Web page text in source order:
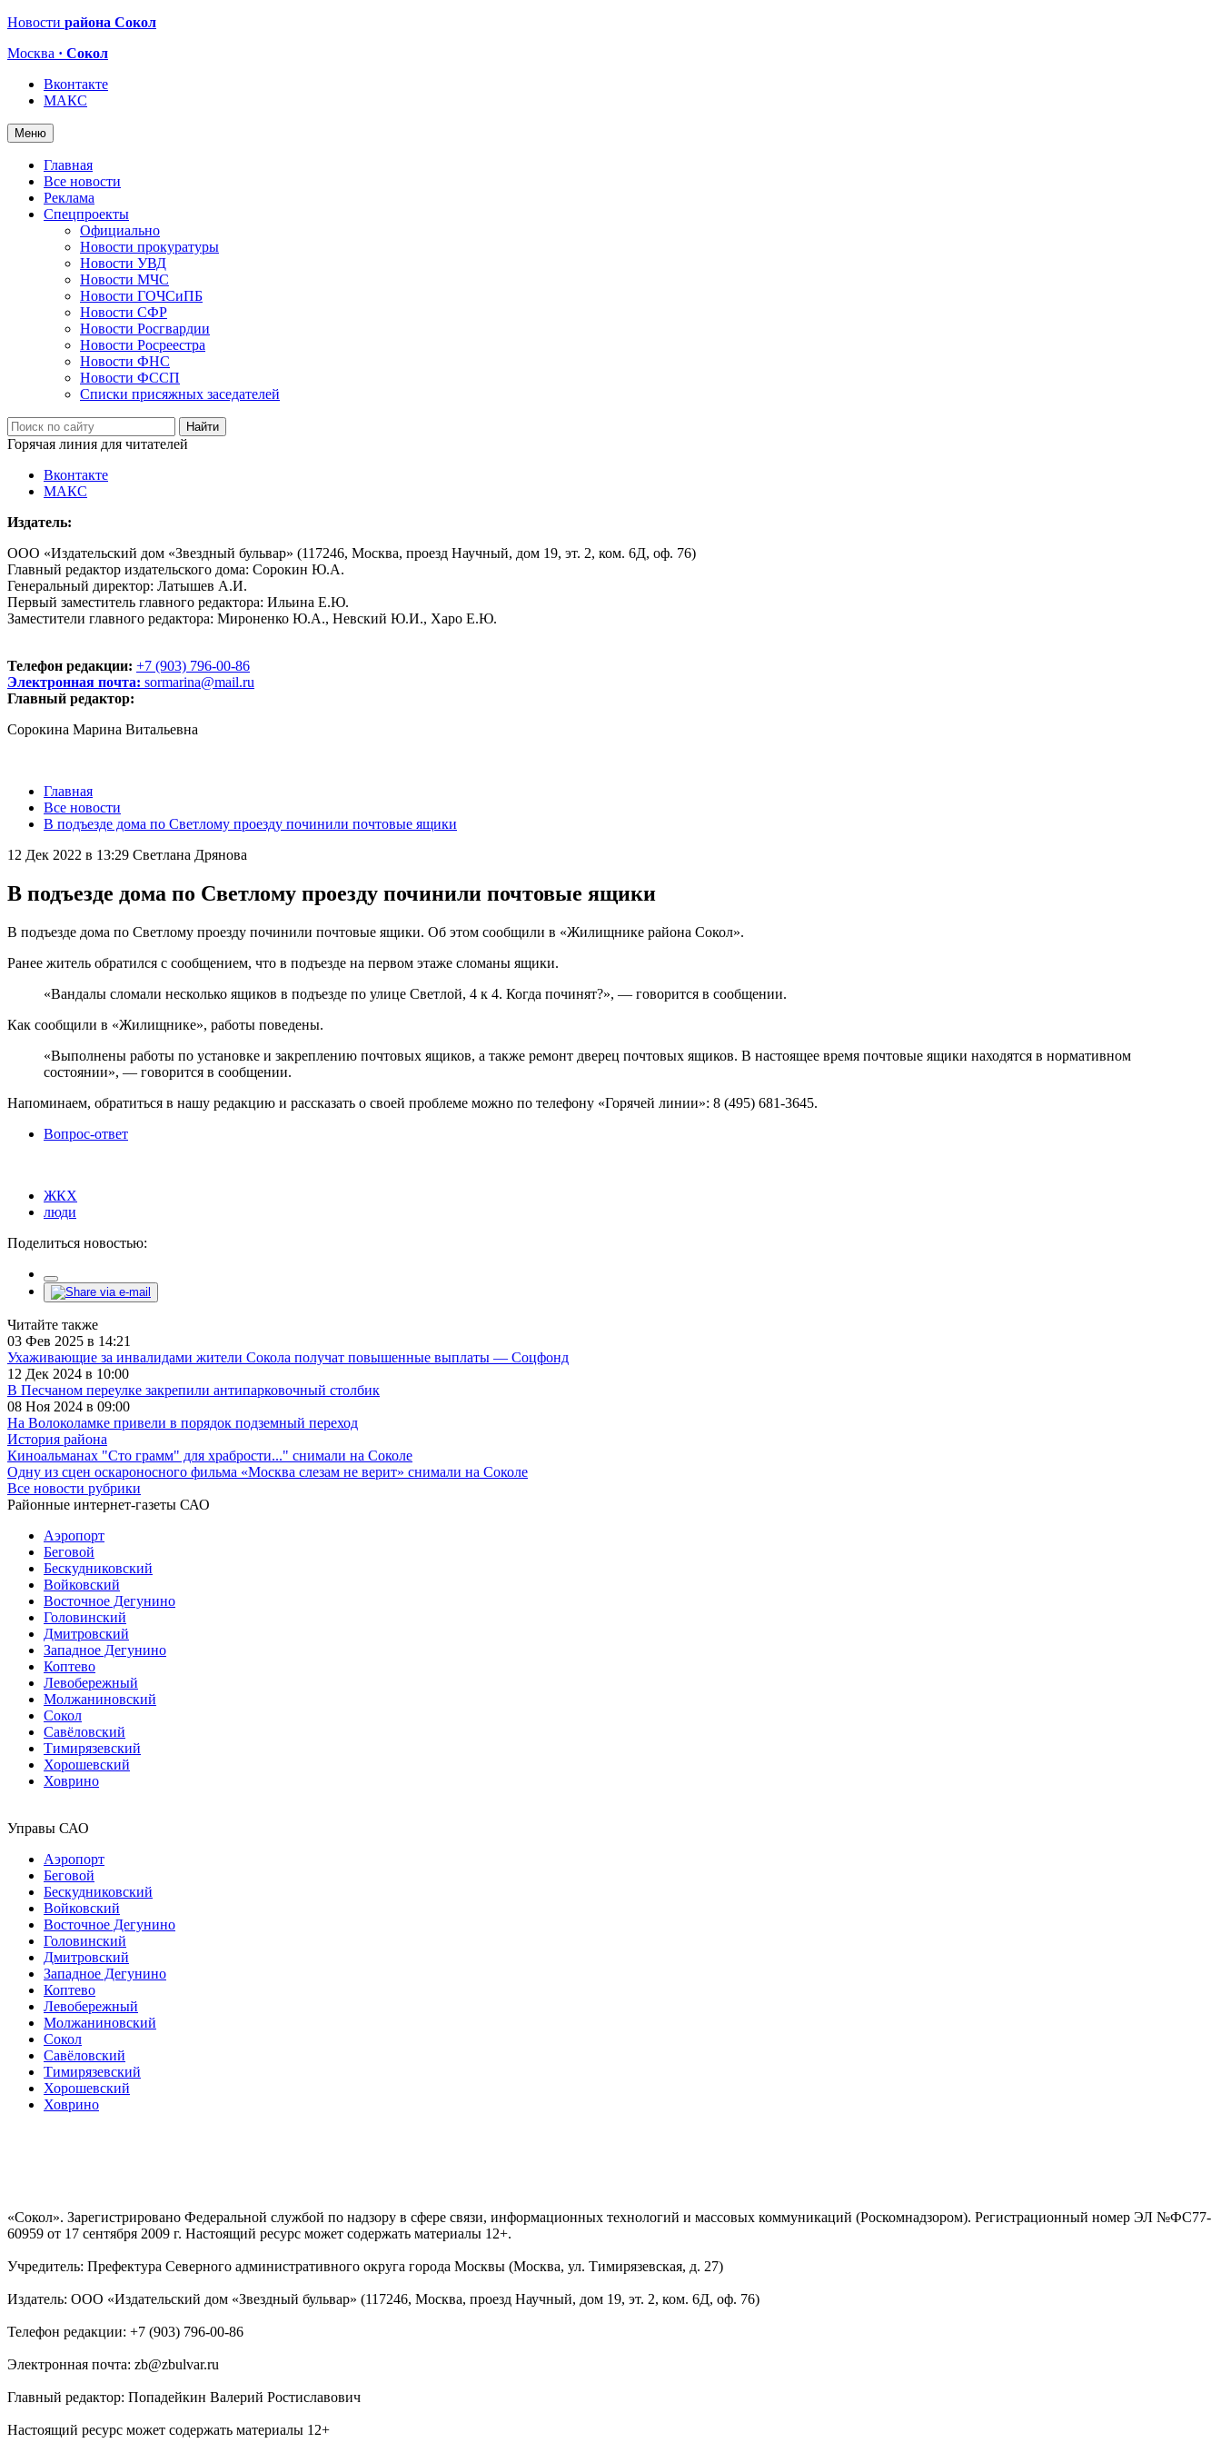
Новости района Сокол
Москва · Сокол
Вконтакте
МАКС
Меню
Главная
Все новости
Реклама
Спецпроекты
Официально
Новости прокуратуры
Новости УВД
Новости МЧС
Новости ГОЧСиПБ
Новости СФР
Новости Росгвардии
Новости Росреестра
Новости ФНС
Новости ФССП
Списки присяжных заседателей
Горячая линия для читателей
Вконтакте
МАКС
Издатель:
ООО «Издательский дом «Звездный бульвар» (117246, Москва, проезд Научный, дом 19, эт. 2, ком. 6Д, оф. 76)
Главный редактор издательского дома: Сорокин Ю.А.
Генеральный директор: Латышев А.И.
Первый заместитель главного редактора: Ильина Е.Ю.
Заместители главного редактора: Мироненко Ю.А., Невский Ю.И., Харо Е.Ю.
Телефон редакции: +7 (903) 796-00-86
Электронная почта: sormarina@mail.ru
Главный редактор:
Сорокина Марина Витальевна
Главная
Все новости
В подъезде дома по Светлому проезду починили почтовые ящики
12 Дек 2022 в 13:29 Светлана Дрянова
В подъезде дома по Светлому проезду починили почтовые ящики
В подъезде дома по Светлому проезду починили почтовые ящики. Об этом сообщили в «Жилищнике района Сокол».
Ранее житель обратился с сообщением, что в подъезде на первом этаже сломаны ящики.
«Вандалы сломали несколько ящиков в подъезде по улице Светлой, 4 к 4. Когда починят?», — говорится в сообщении.
Как сообщили в «Жилищнике», работы поведены.
«Выполнены работы по установке и закреплению почтовых ящиков, а также ремонт дверец почтовых ящиков. В настоящее время почтовые ящики находятся в нормативном
состоянии», — говорится в сообщении.
Напоминаем, обратиться в нашу редакцию и рассказать о своей проблеме можно по телефону «Горячей линии»: 8 (495) 681-3645.
Вопрос-ответ
ЖКХ
люди
Поделиться новостью:
Читайте также
03 Фев 2025 в 14:21
Ухаживающие за инвалидами жители Сокола получат повышенные выплаты — Соцфонд
12 Дек 2024 в 10:00
В Песчаном переулке закрепили антипарковочный столбик
08 Ноя 2024 в 09:00
На Волоколамке привели в порядок подземный переход
История района
Киноальманах "Сто грамм" для храбрости..." снимали на Соколе
Одну из сцен оскароносного фильма «Москва слезам не верит» снимали на Соколе
Все новости рубрики
Районные интернет-газеты САО
Аэропорт
Беговой
Бескудниковский
Войковский
Восточное Дегунино
Головинский
Дмитровский
Западное Дегунино
Коптево
Левобережный
Молжаниновский
Сокол
Савёловский
Тимирязевский
Хорошевский
Ховрино
Управы САО
Аэропорт
Беговой
Бескудниковский
Войковский
Восточное Дегунино
Головинский
Дмитровский
Западное Дегунино
Коптево
Левобережный
Молжаниновский
Сокол
Савёловский
Тимирязевский
Хорошевский
Ховрино
«Сокол». Зарегистрировано Федеральной службой по надзору в сфере связи, информационных технологий и массовых коммуникаций (Роскомнадзором). Регистрационный номер ЭЛ №ФС77-
60959 от 17 сентября 2009 г. Настоящий ресурс может содержать материалы 12+.
Учредитель: Префектура Северного административного округа города Москвы (Москва, ул. Тимирязевская, д. 27)
Издатель: ООО «Издательский дом «Звездный бульвар» (117246, Москва, проезд Научный, дом 19, эт. 2, ком. 6Д, оф. 76)
Телефон редакции: +7 (903) 796-00-86
Электронная почта: zb@zbulvar.ru
Главный редактор: Попадейкин Валерий Ростиславович
Настоящий ресурс может содержать материалы 12+